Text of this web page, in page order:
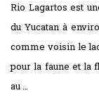
Rio Lagartos est
du Yucatan à
comme voisin le
pour la faune et la
au …